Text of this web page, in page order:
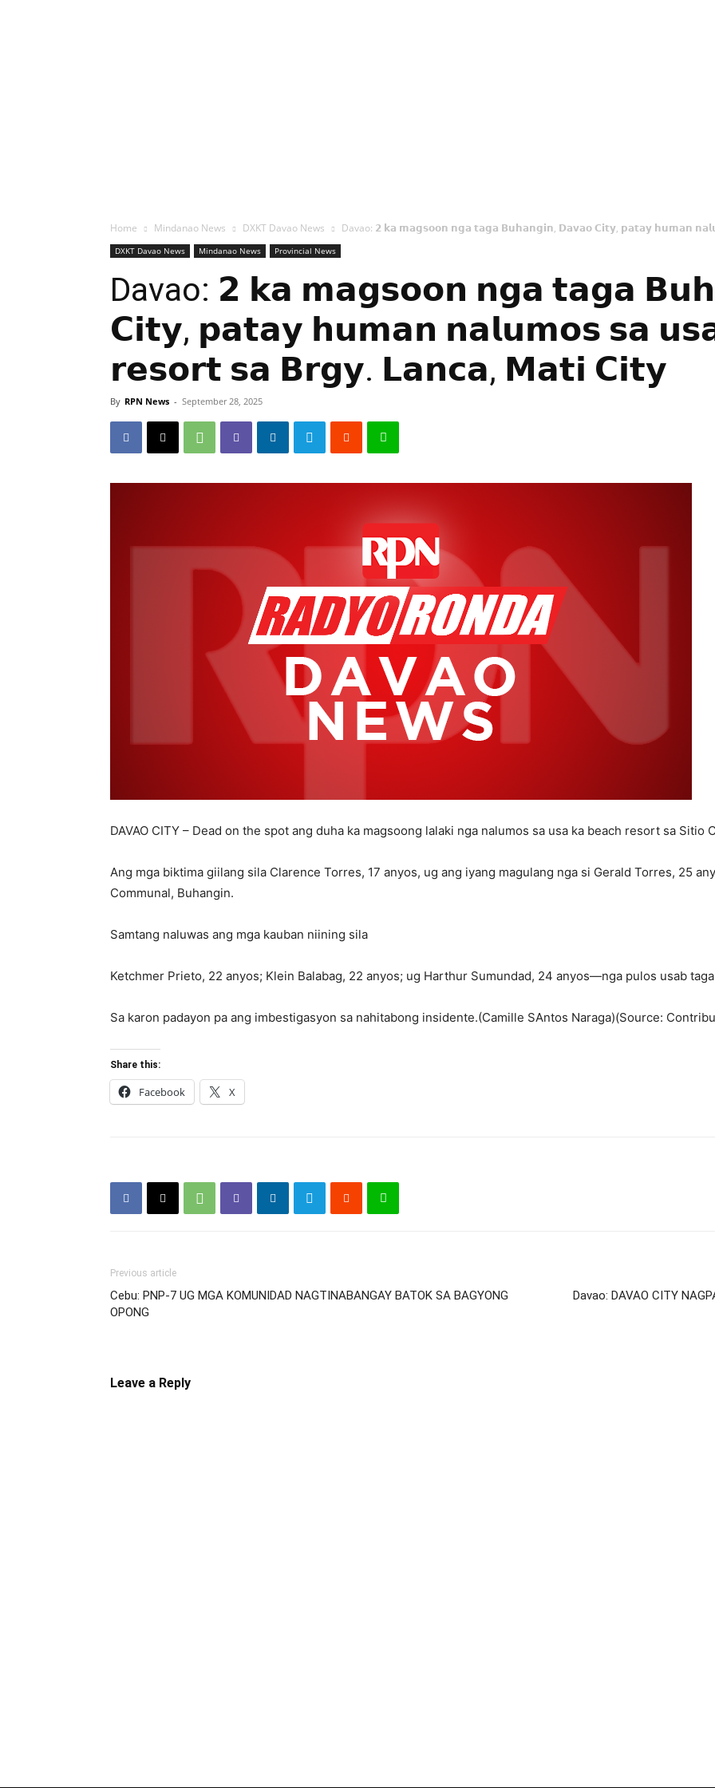
Home Mindanao News DXKT Davao News Davao: 𝟮 𝗸𝗮 𝗺𝗮𝗴𝘀𝗼𝗼𝗻 𝗻𝗴𝗮 𝘁𝗮𝗴𝗮 𝗕𝘂𝗵𝗮𝗻𝗴𝗶𝗻, 𝗗𝗮𝘃𝗮𝗼 𝗖𝗶𝘁𝘆, 𝗽𝗮𝘁𝗮𝘆 𝗵𝘂𝗺𝗮𝗻
DXKT Davao News Mindanao News Provincial News
Davao: 𝟮 𝗸𝗮 𝗺𝗮𝗴𝘀𝗼𝗼𝗻 𝗻𝗴𝗮 𝘁𝗮𝗴𝗮
𝗖𝗶𝘁𝘆, 𝗽𝗮𝘁𝗮𝘆 𝗵𝘂𝗺𝗮𝗻 𝗻𝗮𝗹𝘂𝗺𝗼𝘀 𝘀𝗮
𝗿𝗲𝘀𝗼𝗿𝘁 𝘀𝗮 𝗕𝗿𝗴𝘆. 𝗟𝗮𝗻𝗰𝗮, 𝗠𝗮𝘁𝗶 𝗖𝗶𝘁𝘆
By RPN News - September 28, 2025
DAVAO CITY – Dead on the spot ang duha ka magsoong lalaki nga nalumos sa usa ka beach resort sa Sitio
Ang mga biktima giilang sila Clarence Torres, 17 anyos, ug ang iyang magulang nga si Gerald Torres, 25
Communal, Buhangin.
Samtang naluwas ang mga kauban niining sila
Ketchmer Prieto, 22 anyos; Klein Balabag, 22 anyos; ug Harthur Sumundad, 24 anyos—nga pulos usab
Sa karon padayon pa ang imbestigasyon sa nahitabong insidente.(Camille SAntos Naraga)(Source:
Share this:
Facebook X
Previous article
Cebu: PNP-7 UG MGA KOMUNIDAD NAGTINABANGAY BATOK SA BAGYONG
OPONG
Davao: DAVAO CITY
Leave a Reply